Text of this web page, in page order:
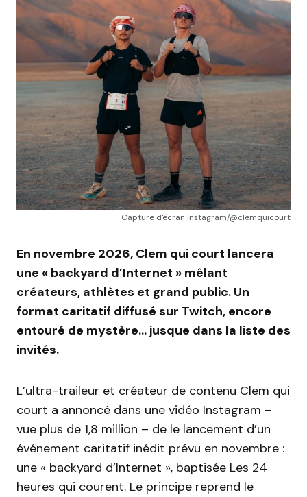
Capture d'écran Instagram/@clemquicourt
En novembre 2026, Clem qui court lancera
une « backyard d’Internet » mêlant
créateurs, athlètes et grand public. Un
format caritatif diffusé sur Twitch, encore
entouré de mystère… jusque dans la liste des
invités.
L’ultra-traileur et créateur de contenu Clem qui
court a annoncé dans une vidéo Instagram –
vue plus de 1,8 million – de le lancement d’un
événement caritatif inédit prévu en novembre :
une « backyard d’Internet », baptisée Les 24
heures qui courent. Le principe reprend le